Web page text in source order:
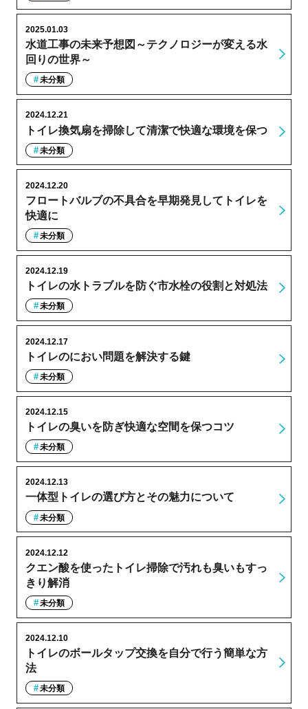
水道工事の未来予想図～テクノロジーが変える水
回りの世界～
2025.01.03
未分類
トイレ換気扇を掃除して清潔で快適な環境を保つ
2024.12.21
未分類
フロートバルブの不具合を早期発見してトイレを
快適に
2024.12.20
未分類
トイレの水トラブルを防ぐ市水栓の役割と対処法
2024.12.19
未分類
トイレのにおい問題を解決する鍵
2024.12.17
未分類
トイレの臭いを防ぎ快適な空間を保つコツ
2024.12.15
未分類
一体型トイレの選び方とその魅力について
2024.12.13
未分類
クエン酸を使ったトイレ掃除で汚れも臭いもすっ
きり解消
2024.12.12
未分類
トイレのボールタップ交換を自分で行う簡単な方
法
2024.12.10
未分類